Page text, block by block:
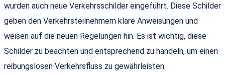
wurden auch neue Verkehrsschilder eingeführt. Diese Schilder
geben den Verkehrsteilnehmern klare Anweisungen und
weisen auf die neuen Regelungen hin. Es ist wichtig, diese
Schilder zu beachten und entsprechend zu handeln, um einen
reibungslosen Verkehrsfluss zu gewährleisten.